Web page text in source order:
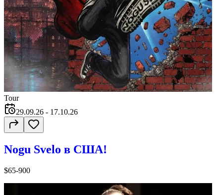
Tour
29.09.26 - 17.10.26
Nogu Svelo в США!
$65-900